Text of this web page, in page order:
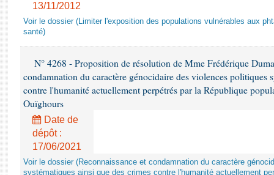
13/11/2012
Voir le dossier (Limiter l'exposition des populations vulnérables aux
santé)
N° 4268 - Proposition de résolution de Mme Frédérique
condamnation du caractère génocidaire des violences politiques
contre l'humanité actuellement perpétrés par la République
Ouïghours
Date de
dépôt :
17/06/2021
Voir le dossier (Reconnaissance et condamnation du caractère
systématiques ainsi que des crimes contre l'humanité actuellement